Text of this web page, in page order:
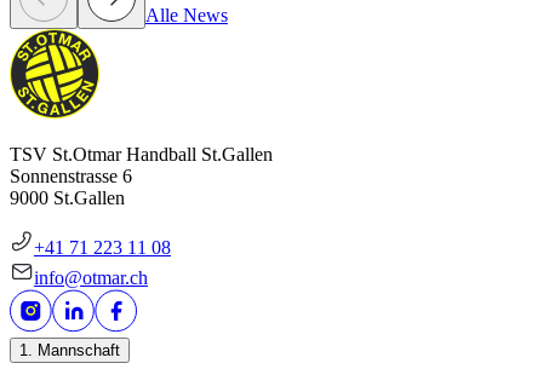
Alle News
TSV St.Otmar Handball St.Gallen
Sonnenstrasse 6
9000 St.Gallen
+41 71 223 11 08
info@otmar.ch
1. Mannschaft